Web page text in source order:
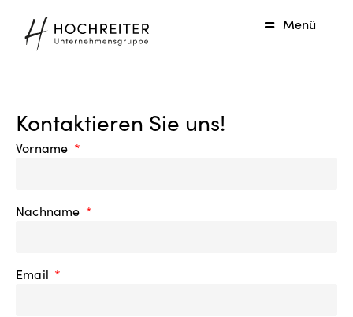
Menü
Kontaktieren Sie uns!
Vorname
Nachname
Email